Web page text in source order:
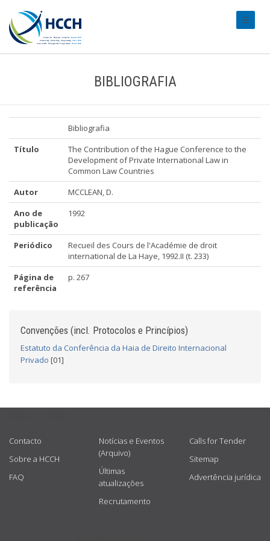
BIBLIOGRAFIA
Bibliografia
Título
The Contribution of the Hague Conference to the
Development of Private International Law in
Common Law Countries
Autor
MCCLEAN, D.
Ano de
publicação
1992
Periódico
Recueil des Cours de l'Académie de droit
international de La Haye, 1992.II (t. 233)
Página de
referência
p. 267
Convenções (incl. Protocolos e Princípios)
Estatuto da Conferência da Haia de Direito Internacional
Privado [01]
Contacto
Sobre a HCCH
FAQ
Notícias e Eventos
(Arquivo)
Últimas
atualizações
Recrutamento
Calls for Tender
Sitemap
Advertência jurídica